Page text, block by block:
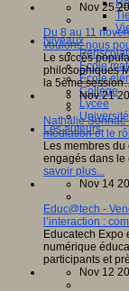
Niveaux
Ecole
Ecole
Collège
Lycée
Université
Les auteurs
Nov 25
Du 8 au 11
voulons-nous
Le succès
philosophiques
la 5ème
Nov 21
Nathalie Sonnac
médiation et le
Les membres
engagés dans
savoir plus...
Nov 14
Educ@tech -
l’interaction :
Educatech Expo
numérique
participants et
Nov 12